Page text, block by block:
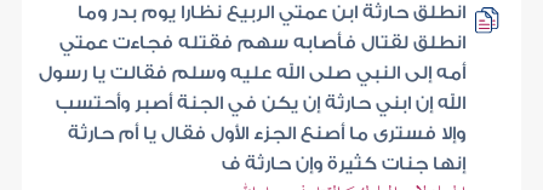
انطلق حارثة ابن عمتي الربيع نظارا يوم بدر وما
انطلق لقتال فأصابه سهم فقتله فجاءت عمتي
أمه إلى النبي صلى الله عليه وسلم فقالت يا رسول
الله إن ابني حارثة إن يكن في الجنة أصبر وأحتسب
وإلا فسترى ما أصنع الجزء الأول فقال يا أم حارثة
إنها جنات كثيرة وإن حارثة ف